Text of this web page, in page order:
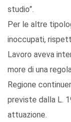
studio”.
Per le altre
inoccupati,
Lavoro aveva
more di una
Regione
previste dalla L.
attuazione.